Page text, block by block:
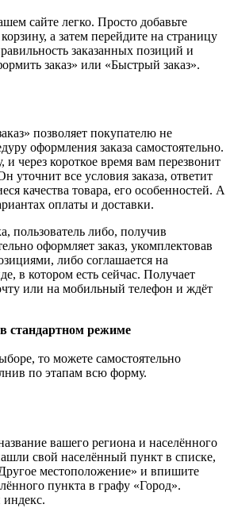
сайте легко. Просто добавьте
а затем перейдите на страницу
заказанных позиций и
заказ» или «Быстрый заказ».
позволяет покупателю не
оформления заказа самостоятельно.
через короткое время вам перезвонит
уточнит все условия заказа, ответит
качества товара, его особенностей. А
оплаты и доставки.
пользователь либо, получив
оформляет заказ, укомплектовав
либо соглашается на
в котором есть сейчас. Получает
или на мобильный телефон и ждёт
стандартном режиме
то можете самостоятельно
по этапам всю форму.
вашего региона и населённого
свой населённый пункт в списке,
местоположение» и впишите
пункта в графу «Город».